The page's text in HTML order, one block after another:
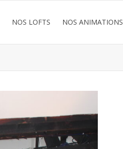
NOS LOFTS NOS ANIMATIONS